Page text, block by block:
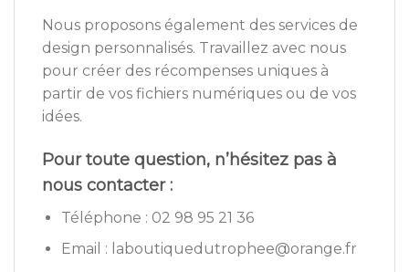
Nous proposons également des services de
design personnalisés. Travaillez avec nous
pour créer des récompenses uniques à
partir de vos fichiers numériques ou de vos
idées.
Pour toute question, n’hésitez pas à
nous contacter :
Téléphone : 02 98 95 21 36
Email : laboutiquedutrophee@orange.fr